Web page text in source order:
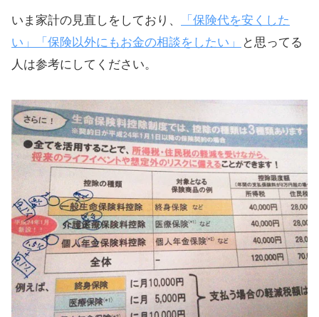
いま家計の見直しをしており、
「保険代を安くした
い」「保険以外にもお金の相談をしたい」
と思ってる
人は参考にしてください。